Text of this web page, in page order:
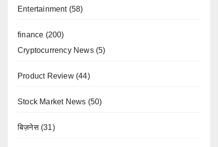
Entertainment(58)
finance (200)
Cryptocurrency News(5)
Product Review(44)
Stock Market News (50)
बिज़नेस(31)